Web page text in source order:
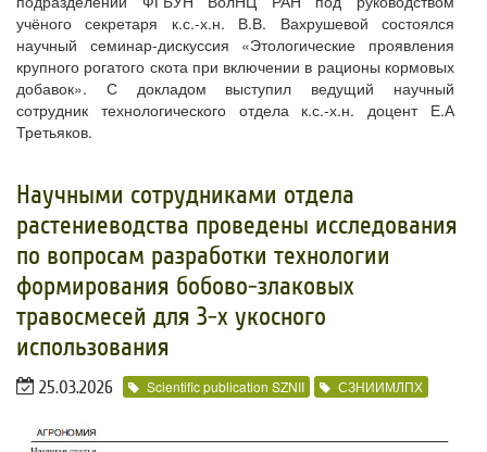
учёного секретаря к.с.-х.н. В.В. Вахрушевой состоялся
научный семинар-дискуссия «Этологические проявления
крупного рогатого скота при включении в рационы кормовых
добавок». С докладом выступил ведущий научный
сотрудник технологического отдела к.с.-х.н. доцент Е.А
Третьяков.
​Научными сотрудниками отдела
растениеводства проведены исследования
по вопросам разработки технологии
формирования бобово-злаковых
травосмесей для 3-х укосного
использования
25.03.2026 Scientific publication SZNII СЗНИИМЛПХ